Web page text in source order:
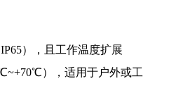
），且工作温度扩展
），适用于户外或工